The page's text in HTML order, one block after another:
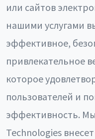
или сайтов
нашими услугами
эффективное,
привлекательное
которое
пользователей и
эффективность.
Technologies